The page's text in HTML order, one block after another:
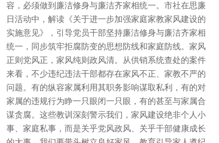
容，必须做到廉洁修身与廉洁齐家相统一。市社在思廉
日活动中，解读《关于进一步加强家庭家教家风建设的
实施意见》，引导党员干部坚持廉洁修身与廉洁齐家相
统一，同步筑牢拒腐防变的思想防线和家庭防线。家风
正则党风正，家风纯则政风清。从供销系统查处的案件
来看，不少违纪违法干部都存在家风不正、家教不严的
问题。有的纵容家属利用其职务影响谋取私利，有的对
家属的违规行为睁一只眼闭一只眼，有的甚至与家属合
谋贪腐。这些教训深刻警示我们，家风建设绝非个人小
事、家庭私事，而是关乎党风政风、关乎干部健康成长